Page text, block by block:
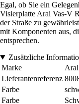
Egal, ob Sie ein
Visierplatte Arai Vas-V
der Straße zu
mit Komponenten aus,
entsprechen.
Zusätzliche
Marke
Arai
Lieferantenreferenz
Farbe
Farbe